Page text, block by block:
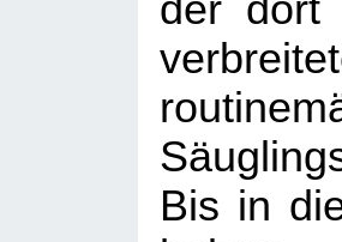
der dort
Bis in